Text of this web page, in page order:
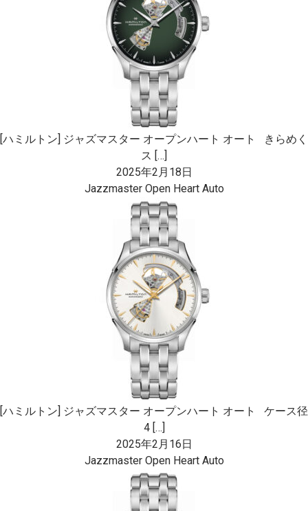
[ハミルトン] ジャズマスター オープンハート オート きらめく
ス […]
2025年2月18日
Jazzmaster Open Heart Auto
[ハミルトン] ジャズマスター オープンハート オート ケース径
4 […]
2025年2月16日
Jazzmaster Open Heart Auto